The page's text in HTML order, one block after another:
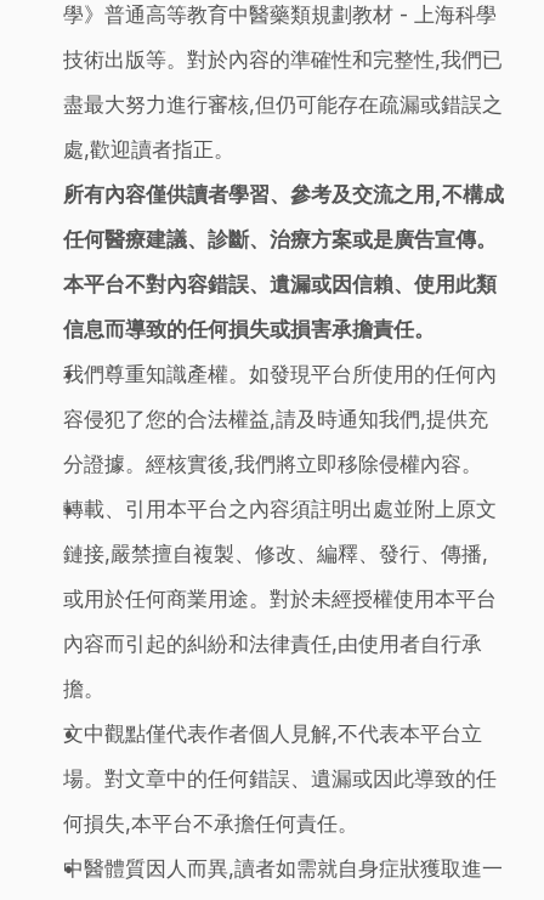
學》普通高等教育中醫藥類規劃教材 - 上海科學
技術出版等。對於內容的準確性和完整性,我們已
盡最大努力進行審核,但仍可能存在疏漏或錯誤之
處,歡迎讀者指正。
所有內容僅供讀者學習、參考及交流之用,不構成
任何醫療建議、診斷、治療方案或是廣告宣傳。
本平台不對內容錯誤、遺漏或因信賴、使用此類
信息而導致的任何損失或損害承擔責任。
我們尊重知識產權。如發現平台所使用的任何內
容侵犯了您的合法權益,請及時通知我們,提供充
分證據。經核實後,我們將立即移除侵權內容。
轉載、引用本平台之內容須註明出處並附上原文
鏈接,嚴禁擅自複製、修改、編釋、發行、傳播,
或用於任何商業用途。對於未經授權使用本平台
內容而引起的糾紛和法律責任,由使用者自行承
擔。
文中觀點僅代表作者個人見解,不代表本平台立
場。對文章中的任何錯誤、遺漏或因此導致的任
何損失,本平台不承擔任何責任。
中醫體質因人而異,讀者如需就自身症狀獲取進一